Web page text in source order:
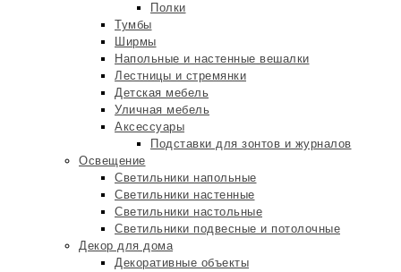
Полки
Тумбы
Ширмы
Напольные и настенные вешалки
Лестницы и стремянки
Детская мебель
Уличная мебель
Аксессуары
Подставки для зонтов и журналов
Освещение
Светильники напольные
Светильники настенные
Светильники настольные
Светильники подвесные и потолочные
Декор для дома
Декоративные объекты